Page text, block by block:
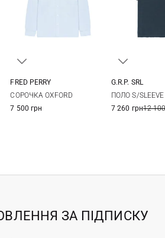
FRED PERRY
СОРОЧКА OXFORD
7 500 грн
G.R.P. SRL
ПОЛО S/SLEEVE
7 260 грн12
ЗА ПІДПИСКУ